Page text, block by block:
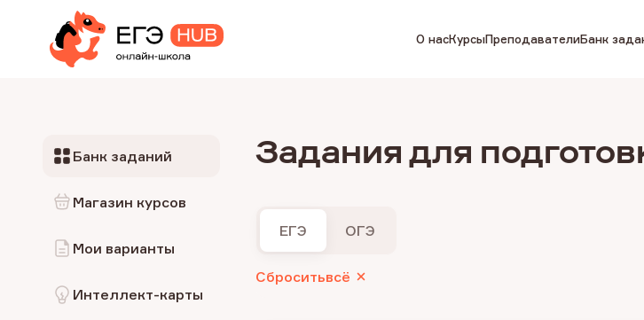
О насКурсыПреподавателиБанк
Банк заданий
Магазин курсов
Мои варианты
Интеллект-карты
Задания для
ЕГЭ ОГЭ
Сброситьвсё